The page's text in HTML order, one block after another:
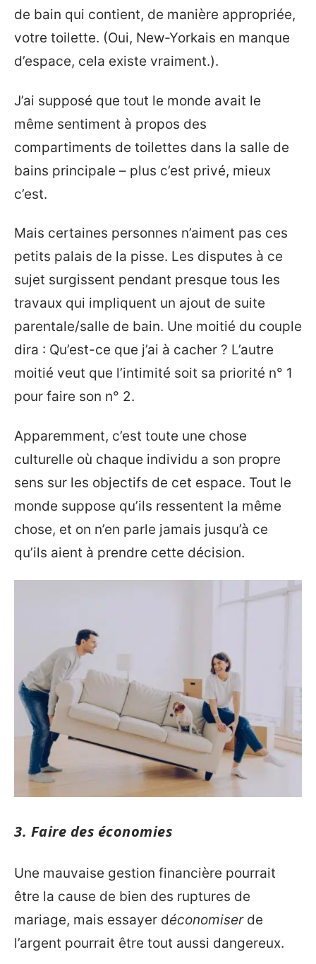
de bain qui contient, de manière appropriée,
votre toilette. (Oui, New-Yorkais en manque
d’espace, cela existe vraiment.).
J’ai supposé que tout le monde avait le
même sentiment à propos des
compartiments de toilettes dans la salle de
bains principale – plus c’est privé, mieux
c’est.
Mais certaines personnes n’aiment pas ces
petits palais de la pisse. Les disputes à ce
sujet surgissent pendant presque tous les
travaux qui impliquent un ajout de suite
parentale/salle de bain. Une moitié du couple
dira : Qu’est-ce que j’ai à cacher ? L’autre
moitié veut que l’intimité soit sa priorité n° 1
pour faire son n° 2.
Apparemment, c’est toute une chose
culturelle où chaque individu a son propre
sens sur les objectifs de cet espace. Tout le
monde suppose qu’ils ressentent la même
chose, et on n’en parle jamais jusqu’à ce
qu’ils aient à prendre cette décision.
3. Faire des économies
Une mauvaise gestion financière pourrait
être la cause de bien des ruptures de
mariage, mais essayer déconomiserde
l’argent pourrait être tout aussi dangereux.